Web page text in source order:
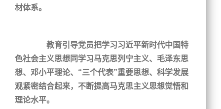
材体系。
教育引导党员把学习习近平新时代中国特
色社会主义思想同学习马克思列宁主义、毛泽东思
想、邓小平理论、“三个代表”重要思想、科学发展
观紧密结合起来，不断提高马克思主义思想觉悟和
理论水平。